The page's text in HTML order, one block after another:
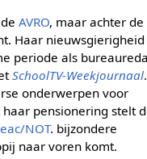
deAVRO, maar achter de
Haar
periode als
SchoolTV-Weekjournaal.
onderwerpen voor
haar pensionering stelt
NOT. bijzondere
naar voren komt.